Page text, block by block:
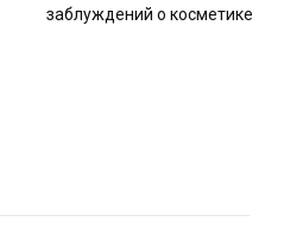
заблуждений о косметике